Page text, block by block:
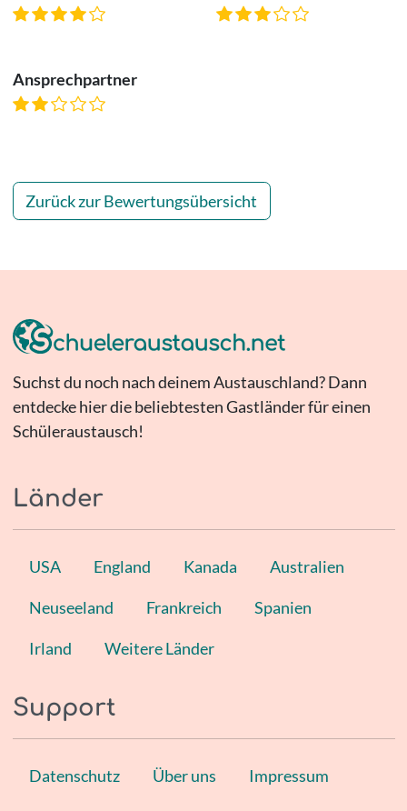
Ansprechpartner
Zurück zur Bewertungsübersicht
Suchst du noch nach deinem Austauschland? Dann
entdecke hier die beliebtesten Gastländer für einen
Schüleraustausch!
Länder
USA England Kanada Australien
Neuseeland Frankreich Spanien
Irland Weitere Länder
Support
Datenschutz Über uns Impressum